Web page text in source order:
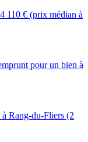
110 € (prix médian à
pour un bien à
Rang-du-Fliers (2